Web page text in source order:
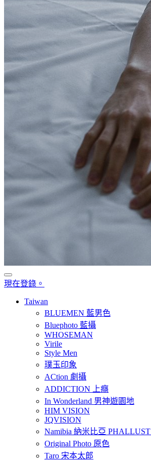
現在登錄。
Taiwan
BLUEMEN 藍男色
Bluephoto 藍攝
WHOSEMAN
Virile
Style Men
璞玉印象
ACtion 劇攝
ADDICTION 上癮
In Wonderland 男神遊園地
HIM VISION
JQVISION
Namibia 納米比亞 PHALLUST
Original Photo 原色
Taro 宋本太郎